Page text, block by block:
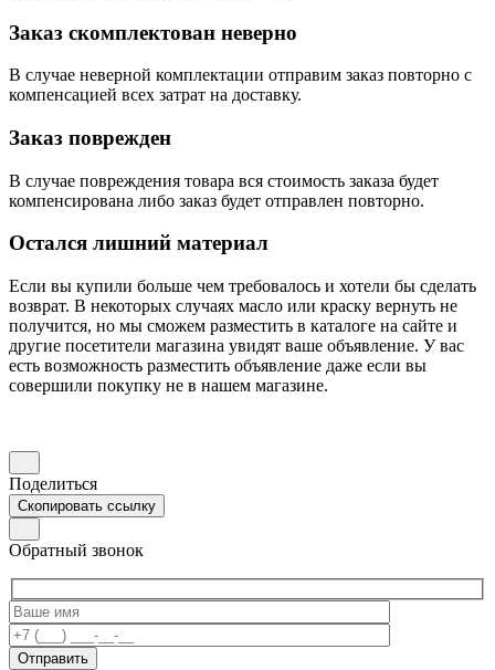
Заказ скомплектован неверно
В случае неверной комплектации отправим заказ повторно с
компенсацией всех затрат на доставку.
Заказ поврежден
В случае повреждения товара вся стоимость заказа будет
компенсирована либо заказ будет отправлен повторно.
Остался лишний материал
Если вы купили больше чем требовалось и хотели бы сделать
возврат. В некоторых случаях масло или краску вернуть не
получится, но мы сможем разместить в каталоге на сайте и
другие посетители магазина увидят ваше объявление. У вас
есть возможность разместить объявление даже если вы
совершили покупку не в нашем магазине.
Поделиться
Скопировать ссылку
Обратный звонок